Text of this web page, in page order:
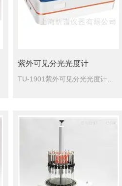
紫外可见分光光度计